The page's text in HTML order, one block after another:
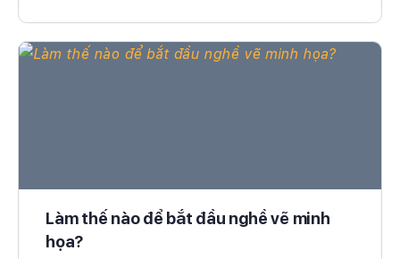
Làm thế nào để bắt đầu nghề vẽ minh
họa?